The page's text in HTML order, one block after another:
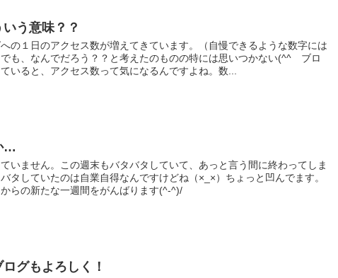
う意味？？
の１日のアクセス数が増えてきています。（自慢できるような数字には
も、なんでだろう？？と考えたのものの特には思いつかない(^^ゞブロ
いると、アクセス数って気になるんですよね。数...
…
いません。この週末もバタバタしていて、あっと言う間に終わってしま
タしていたのは自業自得なんですけどね（×_×）ちょっと凹んでます。
らの新たな一週間をがんばります(^-^)/
グもよろしく！